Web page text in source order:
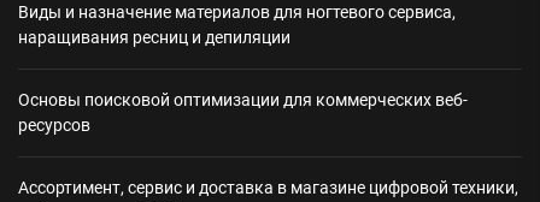
Виды и назначение материалов для ногтевого сервиса,
наращивания ресниц и депиляции
Основы поисковой оптимизации для коммерческих веб-
ресурсов
Ассортимент, сервис и доставка в магазине цифровой техники,